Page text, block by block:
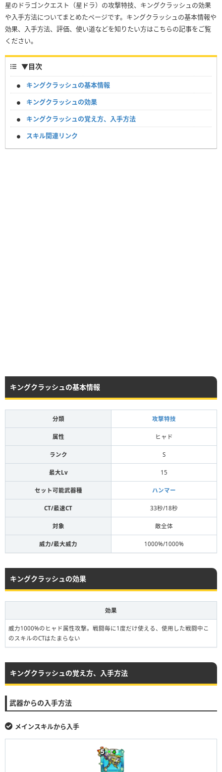
星のドラゴンクエスト（星ドラ）の攻撃特技、キングクラッシュの効果
や入手方法についてまとめたページです。キングクラッシュの基本情報や
効果、入手方法、評価、使い道などを知りたい方はこちらの記事をご覧
ください。
▼目次
キングクラッシュの基本情報
キングクラッシュの効果
キングクラッシュの覚え方、入手方法
スキル関連リンク
キングクラッシュの基本情報
分類 攻撃特技
属性 ヒャド
ランク S
最大Lv 15
セット可能武器種 ハンマー
CT/最速CT 33秒/18秒
対象 敵全体
威力/最大威力 1000%/1000%
キングクラッシュの効果
効果
威力1000%のヒャド属性攻撃。戦闘毎に1度だけ使える、使用した戦闘中こ
のスキルのCTはたまらない
キングクラッシュの覚え方、入手方法
武器からの入手方法
メインスキルから入手